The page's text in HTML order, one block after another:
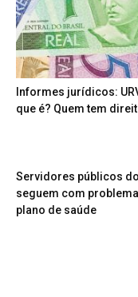
Informes jurídicos:
que é? Quem tem
Servidores públicos
seguem com
plano de saúde